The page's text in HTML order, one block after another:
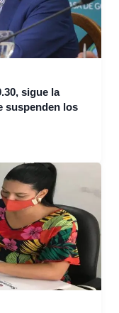
sigue la
suspenden los